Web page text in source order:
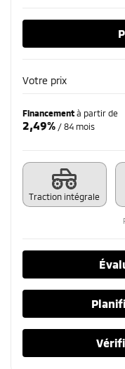
Votre prix
Financement à partir de
2,49% / 84 mois
Traction intégrale